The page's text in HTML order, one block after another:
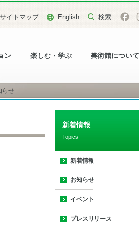
ン 楽しむ・学ぶ 美術館について
サイトマップ English
らせ
新着情報
Topics
新着情報
お知らせ
イベント
プレスリリース